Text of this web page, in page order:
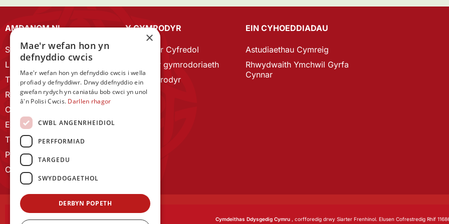
AMDANOM NI
Strategaeth 2023-28
Llywodraethu
Tîm Staff
RYGC Hafan
Canllawiau brandio
Ein Hanes
Telerau ac Amodau
Polisi Preifatrwydd
Cysylltu â ni
Y CYMRODYR
Cymrodyr Cyfredol
Esbonio’r gymrodoriaeth
Cyn Gymrodyr
EIN CYHOEDDIADAU
Astudiaethau Cymreig
Rhwydwaith Ymchwil Gyrfa
Cynnar
Cymdeithas Ddysgedig Cymru , corfforedig drwy Siarter Frenhinol. Elusen Cofrestredig Rhif
×
Mae'r wefan hon yn
defnyddio cwcis
Mae'r wefan hon yn defnyddio cwcis i wella
profiad y defnyddiwr. Drwy ddefnyddio ein
gwefan rydych yn caniatáu bob cwci yn unol
â'n Polisi Cwcis. Darllen rhagor
CWBL ANGENRHEIDIOL
PERFFORMIAD
TARGEDU
SWYDDOGAETHOL
DERBYN POPETH